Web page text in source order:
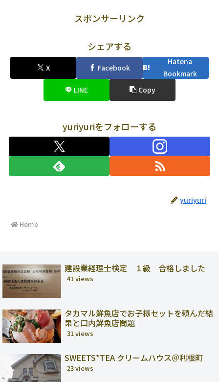
スポンサーリンク
シェアする
X Facebook
Hatena
Bookmark
LINE
Copy
yuriyuriをフォローする
yuriyuri
Home
建設業経理士検定 １級 合格しました
41 views
タカマル鮮魚店でお子様セットを頼んだ結
果と口内鮮魚店問題
31 views
SWEETS*TEA クリームハウス＠利根町
23 views